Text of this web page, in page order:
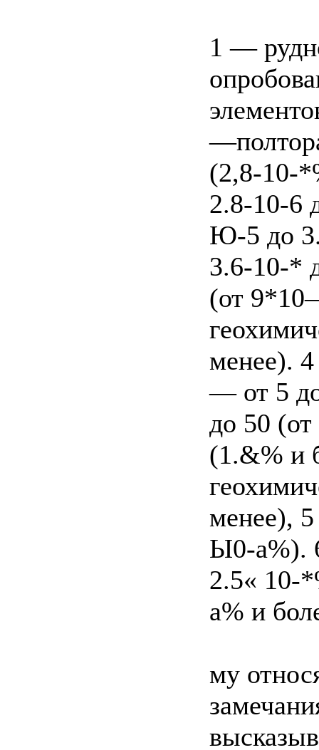
1 —
(2,8-10-
2.8-10-6
Ю-5 до
3.6-10-*
(от
менее).
— от 5
до 50
(1.&% и
менее),
Ы0-а%).
2.5« 10-
а% и
му